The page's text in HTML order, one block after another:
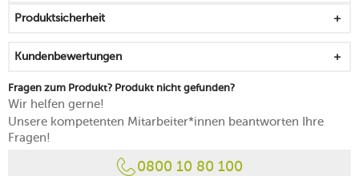
Premium Porcelain mit feiner Struktur, die sich leicht in
interpretiert klassische Blumenmuster auf moderne Art
mikrowellengeeignet
spülmaschinenfest
Made in Germany
Produktsicherheit
Kundenbewertungen
Fragen zum Produkt? Produkt nicht gefunden?
Wir helfen gerne!
Unsere kompetenten Mitarbeiter*innen beantworten Ihre
Fragen!
0800 10 80 100